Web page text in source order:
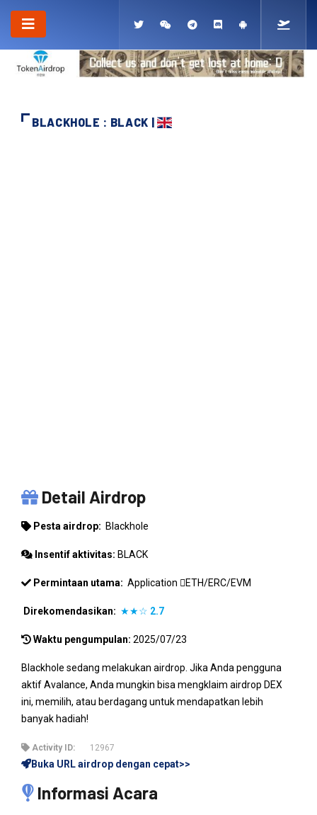
BLACKHOLE : BLACK |
Detail Airdrop
Pesta airdrop: Blackhole
Insentif aktivitas: BLACK
Permintaan utama: Application ETH/ERC/EVM
Direkomendasikan: ★★☆ 2.7
Waktu pengumpulan: 2025/07/23
Blackhole sedang melakukan airdrop. Jika Anda pengguna
aktif Avalance, Anda mungkin bisa mengklaim airdrop DEX
ini, memilih, atau berdagang untuk mendapatkan lebih
banyak hadiah!
Activity ID: 12967
Buka URL airdrop dengan cepat>>
Informasi Acara